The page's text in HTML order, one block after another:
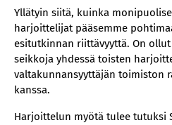
Yllätyin siitä, kuinka
harjoittelijat pääsemme
esitutkinnan riittävyyttä. On
seikkoja yhdessä toisten
valtakunnansyyttäjän toimiston
kanssa.
Harjoittelun myötä tulee tutuksi